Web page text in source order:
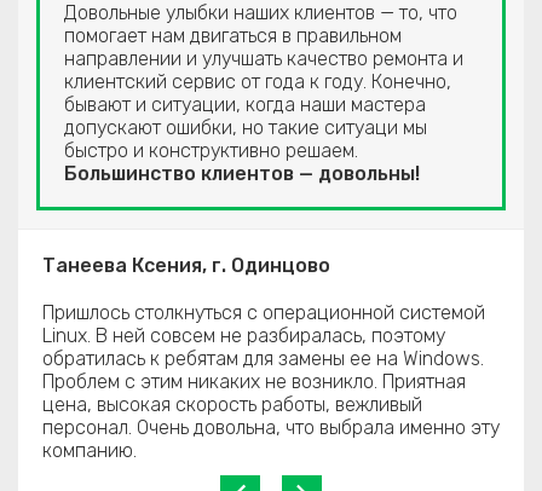
Довольные улыбки наших клиентов — то, что
помогает нам двигаться в правильном
направлении и улучшать качество ремонта и
клиентский сервис от года к году. Конечно,
бывают и ситуации, когда наши мастера
допускают ошибки, но такие ситуаци мы
быстро и конструктивно решаем.
Большинство клиентов — довольны!
Танеева Ксения, г. Одинцово
Пришлось столкнуться с операционной системой
Linux. В ней совсем не разбиралась, поэтому
обратилась к ребятам для замены ее на Windows.
Проблем с этим никаких не возникло. Приятная
цена, высокая скорость работы, вежливый
персонал. Очень довольна, что выбрала именно эту
компанию.